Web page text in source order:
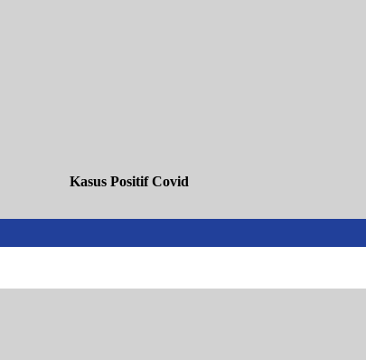
Kasus Positif Covid